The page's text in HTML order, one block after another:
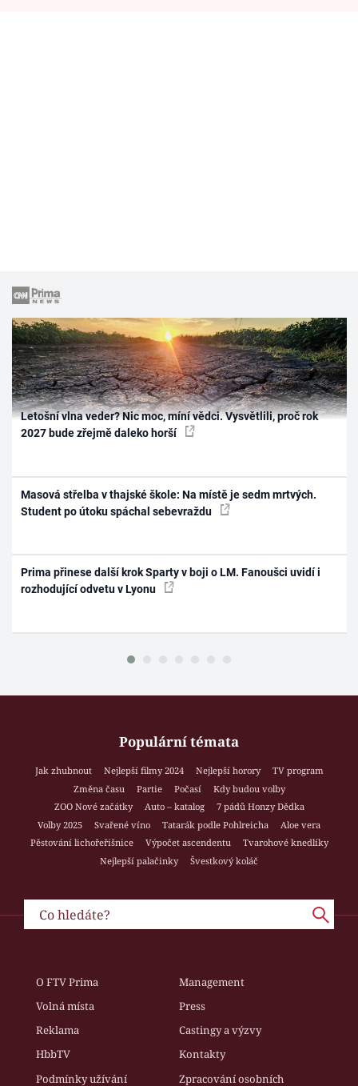
Letošní vlna veder? Nic moc, míní vědci. Vysvětlili, proč rok
2027 bude zřejmě daleko horší
Masová střelba v thajské škole: Na místě je sedm mrtvých.
Student po útoku spáchal sebevraždu
Prima přinese další krok Sparty v boji o LM. Fanoušci uvidí i
rozhodující odvetu v Lyonu
Populární témata
Jak zhubnout Nejlepší filmy 2024 Nejlepší horory
TV program
Změna času
Partie Počasí
Kdy budou volby
ZOO Nové začátky
Auto – katalog
7 pádů Honzy Dědka
Volby 2025
Svařené víno Tatarák podle Pohlreicha
Aloe vera
Pěstování lichořeřišnice
Výpočet ascendentu
Tvarohové knedlíky
Nejlepší palačinky
Švestkový koláč
O FTV Prima
Management
Volná místa
Press
Reklama
Castingy a výzvy
HbbTV
Kontakty
Podmínky užívání
Zpracování osobních